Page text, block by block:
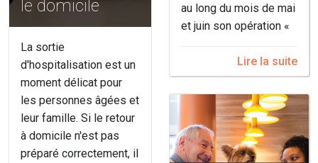
le domicile
La sortie
d'hospitalisation est un
moment délicat pour
les personnes âgées et
leur famille. Si le retour
à domicile n'est pas
préparé correctement, il
au long du mois de mai
et juin son opération «
Lire la suite